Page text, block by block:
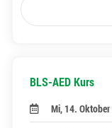
BLS-AED Kurs
Mi, 14.